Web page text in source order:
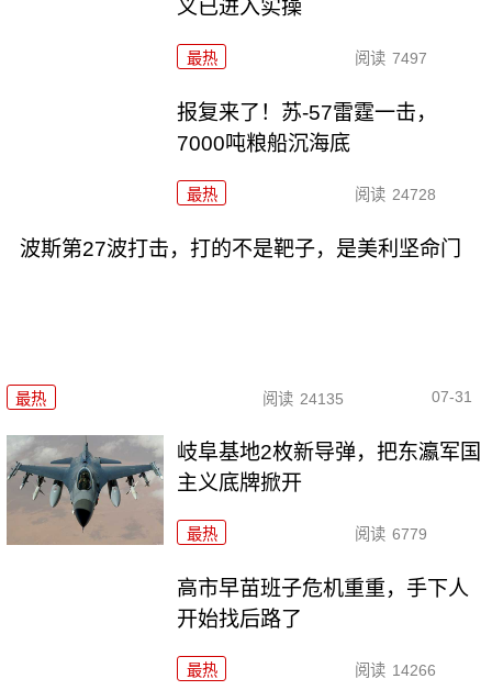
义已进入实操
最热 阅读 7497
报复来了！苏-57雷霆一击，
7000吨粮船沉海底
最热 阅读 24728
波斯第27波打击，打的不是靶子，是美利坚命门
最热 阅读 24135 07-31
岐阜基地2枚新导弹，把东瀛军国
主义底牌掀开
最热 阅读 6779
高市早苗班子危机重重，手下人
开始找后路了
最热 阅读 14266